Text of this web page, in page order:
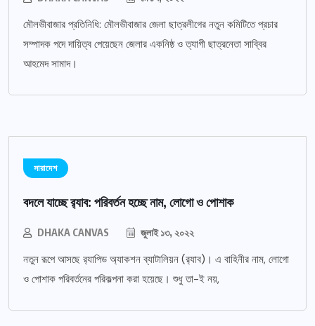
মৌলভীবাজার প্রতিনিধি: মৌলভীবাজার জেলা ছাত্রলীগের নতুন কমিটিতে প্রচার
সম্পাদক পদে দায়িত্ব পেয়েছেন জেলার একনিষ্ঠ ও ত্যাগী ছাত্রনেতা সাব্বির
আহমেদ সামাদ।
সারাদেশ
বদলে যাচ্ছে র‌্যাব: পরিবর্তন হচ্ছে নাম, লোগো ও পোশাক
DHAKA CANVAS জুলাই ১৩, ২০২২
নতুন রূপে আসছে র‌্যাপিড অ্যাকশন ব্যাটালিয়ন (র‌্যাব)। এ বাহিনীর নাম, লোগো
ও পোশাক পরিবর্তনের পরিকল্পনা করা হয়েছে। শুধু তা-ই নয়,